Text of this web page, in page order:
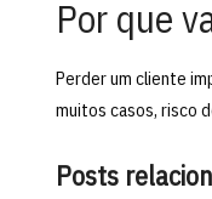
Por que
Perder um cliente
muitos casos, risco
Posts